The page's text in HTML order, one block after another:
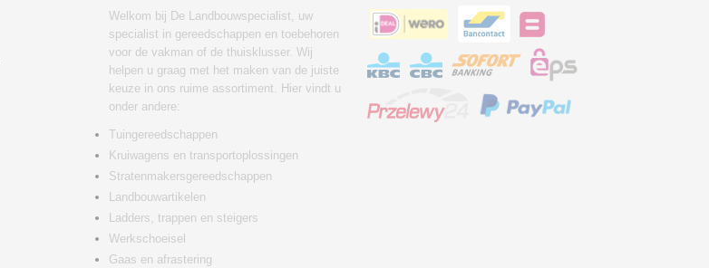
Welkom bij De Landbouwspecialist, uw
specialist in gereedschappen en toebehoren
voor de vakman of de thuisklusser. Wij
helpen u graag met het maken van de juiste
keuze in ons ruime assortiment. Hier vindt u
onder andere:
Tuingereedschappen
Kruiwagens en transportoplossingen
Stratenmakersgereedschappen
Landbouwartikelen
Ladders, trappen en steigers
Werkschoeisel
Gaas en afrastering